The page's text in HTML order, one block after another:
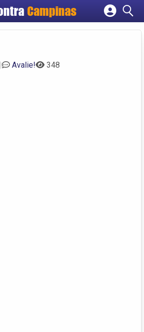
Campinas
Cadastrar empresa
Avalie! 348